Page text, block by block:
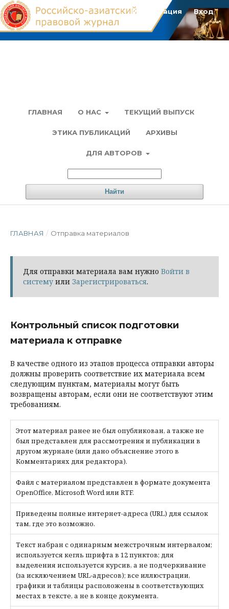
ГЛАВНАЯ О НАС ТЕКУЩИЙ ВЫПУСК
ЭТИКА ПУБЛИКАЦИЙ АРХИВЫ
ДЛЯ АВТОРОВ
Найти
Регистрация Вход
ГЛАВНАЯ / Отправка материалов
Для отправки материала вам нужно Войти в
систему или Зарегистрироваться.
Контрольный список подготовки
материала к отправке
В качестве одного из этапов процесса отправки авторы
должны проверить соответствие их материала всем
следующим пунктам, материалы могут быть
возвращены авторам, если они не соответствуют этим
требованиям.
Этот материал ранее не был опубликован, а также не
был представлен для рассмотрения и публикации в
другом журнале (или дано объяснение этого в
Комментариях для редактора).
Файл с материалом представлен в формате документа
OpenOffice, Microsoft Word или RTF.
Приведены полные интернет-адреса (URL) для ссылок
там, где это возможно.
Текст набран с одинарным межстрочным интервалом;
используется кегль шрифта в 12 пунктов; для
выделения используется курсив, а не подчеркивание
(за исключением URL-адресов); все иллюстрации,
графики и таблицы расположены в соответствующих
местах в тексте, а не в конце документа.